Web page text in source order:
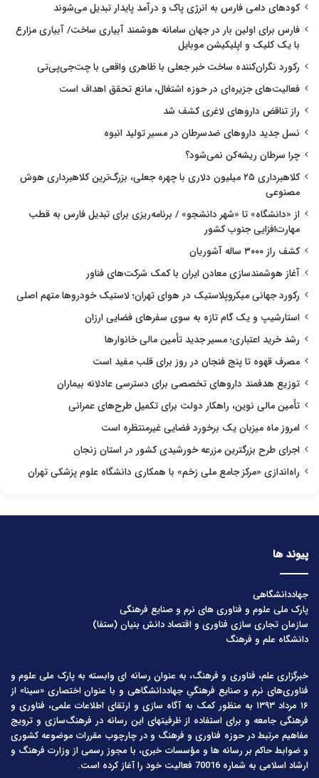
کودهای دامی فارس به انرژی پاک و درآمد پایدار تبدیل می‌شوند
فارس برای اولین بار در جهان سامانه هوشمند آبیاری ساخت/ آبیاری مزارع
با یک کلیک و اپلیکیشن موبایل
رکورد نگران‌کننده ساخت خبر جعلی با ظاهری واقعی با چت‌جی‌پی‌تی
فعالیت‌های جزیره‌ای در حوزه اشتغال، مانع تحقق اهداف است
راز تناقض داروهای لاغری کشف شد
نسل جدید داروهای ضدسرطان در مسیر تولید انبوه
چرا سرطان ریشه‌کن نمی‌شود؟
کلاهبرداری ۲۵ میلیون دلاری با چهره جعلی، بزرگ‌ترین کلاهبرداری هوش
مصنوعی
از «دانشگاه» تا «شهر دانشجو» / برنامه‌ریزی برای تبدیل فارس به قطب
مهارت‌افزایی جنوب کشور
کشف راز ۳۰۰۰ ساله آشوریان
آغاز هوشمندسازی معادن ایران با کمک شرکت‌های فناور
رکورد جهانی میکروپلاستیک در هوای تهران؛ لاستیک خودروها متهم اصلی
استارشیپ و یک گام تازه به سوی سفرهای فضایی ارزان
رشد خرید اعتباری؛ مسیر جدید تأمین مالی خانوارها
مصرف قهوه تا پنج فنجان در روز برای قلب مفید است
توزیع هدفمند داروهای تخصصی برای دسترسی عادلانه بیماران
تأمین مالی نوین، راهکار دولت برای تکمیل طرح‌های عمرانی
امروز ماه میزبان یک برخورد فضایی غیرمنتظره است
اجرای طرح بزرگترین مزرعه خورشیدی کشور در استان زنجان
راه‌اندازی «مرکز جامع ملی زخم» با همکاری دانشگاه علوم پزشکی تهران
پیوند ها
جهاددانشگاهی
پارک ملی علوم و فناوری های نرم و صنایع فرهنگی
سازمان تجاری سازی فناوری و اقتصاد دانش بنیان (ستفا)
دانشگاه علم و فرهنگ
خبرگزاری علم، فناوری و فرهنگ، به عنوان رسانه ای وابسته به پارک ملی علوم و
فناوری‌های نرم و صنایع فرهنگیِ جهاددانشگاهی و با عنوان اختصاری «سینا» از
۱۶ مرداد ۱۳۹۳ به منظور کمک به آگاه سازی و ارتقای اطلاعات علمی، فناوری و
فرهنگی جامعه و برای استفاده از ظرفیتهای این رسانه در فرهنگ‌سازی و ترویج
مفاهیم مرتبط در حوزه فناوری و فرهنگ و در چارچوب مقررات موضوعه کشوری
و ضوابط حاکم بر رسانه ها و مؤسسات خبری، با مجوز رسمی از وزارت فرهنگ و
ارشاد اسلامی به شماره 70016 فعالیت خود را آغاز کرده است.